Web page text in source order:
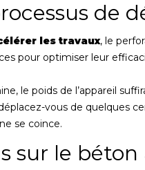
de
les travaux, le
pour optimiser leur
le poids de l’appareil
vous de quelques
se coince.
sur le